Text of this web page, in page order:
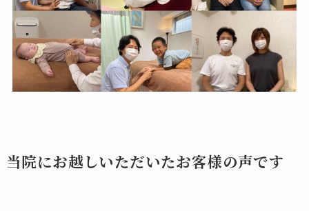
当院にお越しいただいたお客様の声です